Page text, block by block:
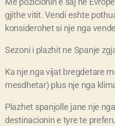
gjithe vitit. Vendi eshte
konsiderohet si nje nga
Sezoni i plazhit ne Spanje
Ka nje nga vijat bregdetare
mesdhetar) plus nje nga
Plazhet spanjolle jane nje
destinacionin e tyre te